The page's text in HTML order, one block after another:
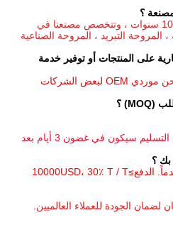
ج: نعم ، نحن مصنعون لأكثر من 10 سنوات ، وتتخصص مصنعنا في
HVLS المروحة السقف الصناعية ، المروحة التبريد ، المروحة الصناعية
س: هل يمكنك وضع علامتي التجارية على المنتجات أو توفير خدمة
ج: نعم.نحن نقدم خدمة OEM. نحن موردي OEM لبعض الشركات
ج: يعتمد على كمية الطلب. وقت التسليم سيكون في غضون 3 أيام بعد
ج: الدفع≤10000USD، 100٪ مقدماً. الدفع≥10000USD، 30٪ T / T